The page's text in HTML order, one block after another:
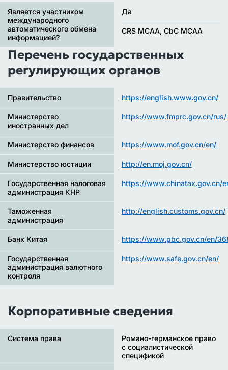
Является участником
международного
автоматического обмена
информацией?
Да
CRS MCAA, CbC MCAA
Перечень государственных
регулирующих органов
Правительство https://english.www.gov.cn/
Министерство
иностранных дел
https://www.fmprc.gov.cn/rus/
Министерство финансов https://www.mof.gov.cn/en/
Министерство юстиции http://en.moj.gov.cn/
Государственная налоговая
администрация КНР
https://www.chinatax.gov.cn/
Таможенная
администрация
http://english.customs.gov.cn/
Банк Китая https://www.pbc.gov.cn/en/
Государственная
администрация валютного
контроля
https://www.safe.gov.cn/en/
Корпоративные сведения
Система права
Романо-германское право
с социалистической
спецификой